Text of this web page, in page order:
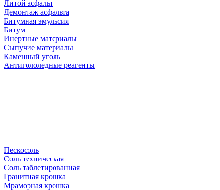
Литой асфальт
Демонтаж асфальта
Битумная эмульсия
Битум
Инертные материалы
Сыпучие материалы
Каменный уголь
Антигололедные реагенты
Пескосоль
Соль техническая
Соль таблетированная
Гранитная крошка
Мраморная крошка